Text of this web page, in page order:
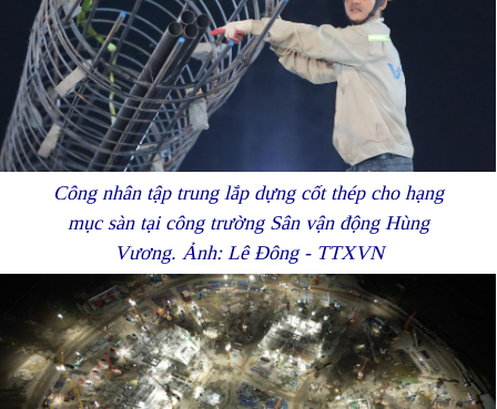
Công nhân tập trung lắp dựng cốt thép cho hạng
mục sàn tại công trường Sân vận động Hùng
Vương. Ảnh: Lê Đông - TTXVN